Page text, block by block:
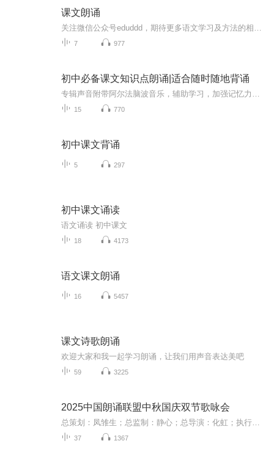
课文朗诵
7 977
初中必备课文知识点朗诵|适合随时随地背诵
15 770
初中课文背诵
5 297
初中课文诵读
语文诵读 初中课文
18 4173
语文课文朗诵
16 5457
课文诗歌朗诵
欢迎大家和我一起学习朗诵，让我们用声音表达美吧
59 3225
2025中国朗诵联盟中秋国庆双节歌咏会
37 1367